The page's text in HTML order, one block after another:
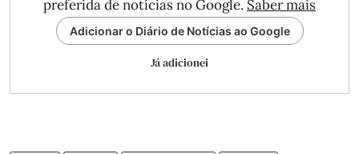
preferida de notícias no Google. Saber mais
Adicionar o Diário de Notícias ao Google
Já adicionei